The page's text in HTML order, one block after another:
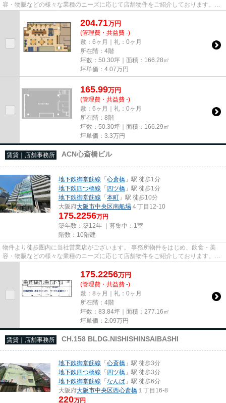
容・物販などの様々な業種のニーズに応じて店舗物件をご紹介しております。
尚、弊社ではおとり広告は一切...
204.71万円
(管理費・共益費 -)
敷：6ヶ月｜礼：0ヶ月
所在階：4階
坪数：50.30坪｜面積：166.28㎡
坪単価： 4.07万円
165.99万円
(管理費・共益費 -)
敷：6ヶ月｜礼：0ヶ月
所在階：8階
坪数：50.30坪｜面積：166.29㎡
坪単価： 3.3万円
賃貸｜店舗事務所 ACN心斎橋ビル
地下鉄御堂筋線 「心斎橋 」駅 徒歩1分
地下鉄四つ橋線 「四ツ橋 」駅 徒歩1分
地下鉄御堂筋線 「本町 」駅 徒歩10分
大阪府大阪市中央区南船場 ４丁目12-10
175.2256万円
築年数：築12年 ｜募集中： 1室
階数：10階建
物件より徒歩圏内に当社営業店がございます。 事務所物件をはじめ、飲食・美
容・物販などの様々な業種のニーズに応じて店舗物件をご紹介しております。
尚、弊社ではおとり広告は一切...
175.2256万円
(管理費・共益費 -)
敷：8ヶ月｜礼：0ヶ月
所在階：4階
坪数：83.84坪｜面積：277.16㎡
坪単価： 2.09万円
賃貸｜店舗事務所 CH.158 BLDG.NISHISHINSAIBASHI
地下鉄御堂筋線 「心斎橋 」駅 徒歩3分
地下鉄四つ橋線 「四ツ橋 」駅 徒歩3分
地下鉄御堂筋線 「なんば 」駅 徒歩6分
大阪府大阪市中央区西心斎橋 １丁目16-8
220万円